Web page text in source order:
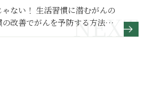
ない！ 生活習慣に潜むがんの
の改善でがんを予防する方法】